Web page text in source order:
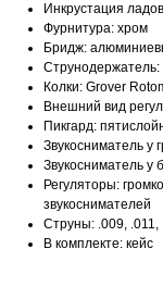
Инкрустация
Фурнитура: хром
Бридж:
Колки: Grover
Внешний вид
Пикгард:
Звукосниматель у
Звукосниматель у
Регуляторы:
звукоснимателей
Струны: .009, .011,
В комплекте: кейс